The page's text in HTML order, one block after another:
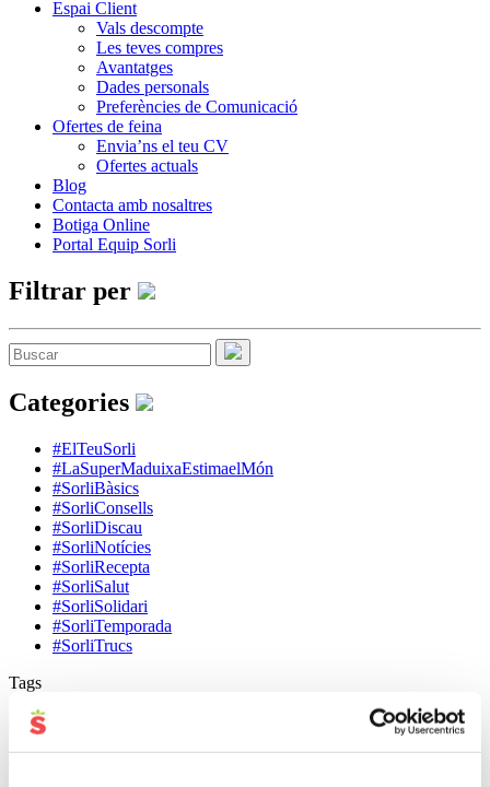
Espai Client
Vals descompte
Les teves compres
Avantatges
Dades personals
Preferències de Comunicació
Ofertes de feina
Envia’ns el teu CV
Ofertes actuals
Blog
Contacta amb nosaltres
Botiga Online
Portal Equip Sorli
Filtrar per
Categories
#ElTeuSorli
#LaSuperMaduixaEstimaelMón
#SorliBàsics
#SorliConsells
#SorliDiscau
#SorliNotícies
#SorliRecepta
#SorliSalut
#SorliSolidari
#SorliTemporada
#SorliTrucs
Tags
aliments estiu estrès formatge
infants Pastís peix pell salut Sopa